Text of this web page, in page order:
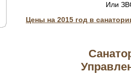
Или
Цены на 2015 год в